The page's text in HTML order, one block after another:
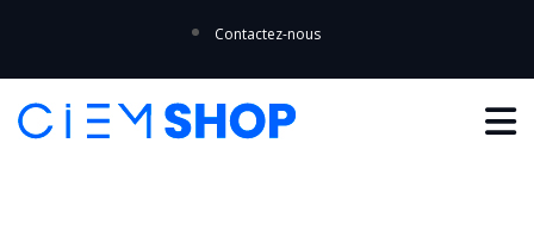
Contactez-nous